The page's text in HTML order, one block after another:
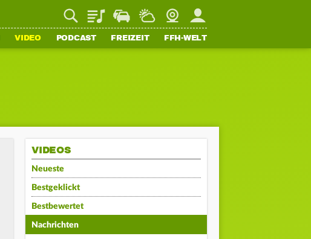
PlaylistStaupilotWetterWebcamMein FFH
VIDEO PODCAST FREIZEIT FFH-WELT
VIDEOS
Neueste
Bestgeklickt
Bestbewertet
Nachrichten